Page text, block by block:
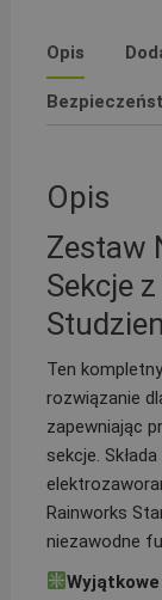
studzienką
rura
PE
Opis
Opis
Zestaw
Sekcje
Ten
rozwiązanie
zapewniając
sekcje.
Rainworks
niezawodne